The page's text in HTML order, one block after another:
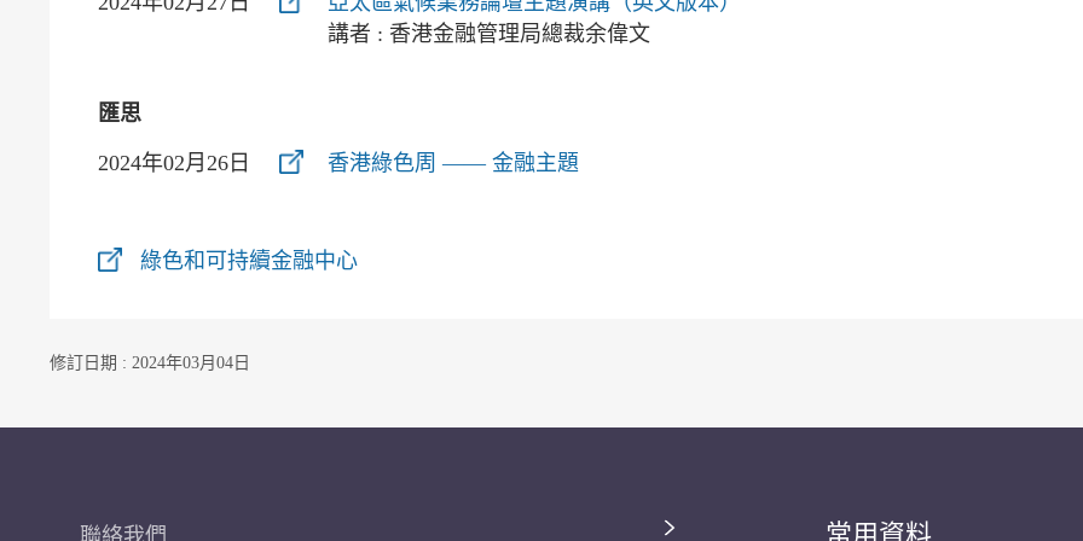
講者 : 香港金融管理局總裁余偉文
匯思
2024年02月26日 香港綠色周 —— 金融主題
綠色和可持續金融中心
修訂日期 : 2024年03月04日
聯絡我們 常用資料